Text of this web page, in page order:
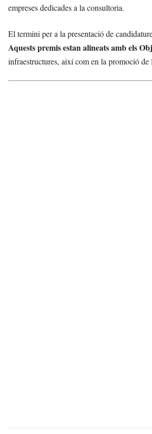
empreses dedicades a la consultoria.
El termini per a la presentació de
Aquests premis estan alineats amb els
infraestructures, així com en la promoció